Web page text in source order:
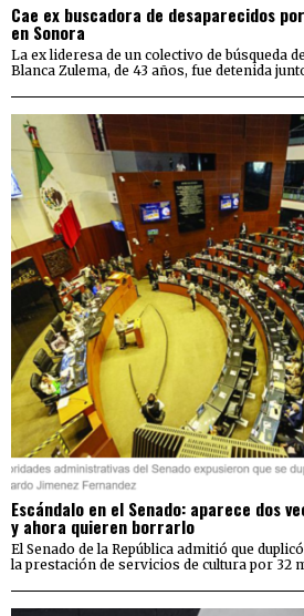
Cae ex buscadora de desaparecidos
en Sonora
La ex lideresa de un colectivo de búsqueda
Blanca Zulema, de 43 años, fue detenida
Escándalo en el Senado: aparece dos
y ahora quieren borrarlo
El Senado de la República admitió que
la prestación de servicios de cultura por 32